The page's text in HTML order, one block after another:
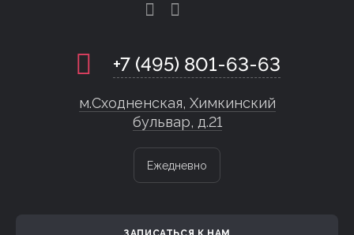
+7 (495) 801-63-63
м.Сходненская, Химкинский
бульвар, д.21
Ежедневно